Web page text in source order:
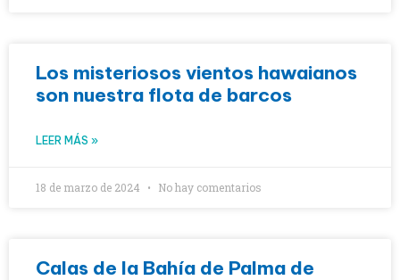
Los misteriosos vientos hawaianos
son nuestra flota de barcos
LEER MÁS »
18 de marzo de 2024 No hay comentarios
Calas de la Bahía de Palma de